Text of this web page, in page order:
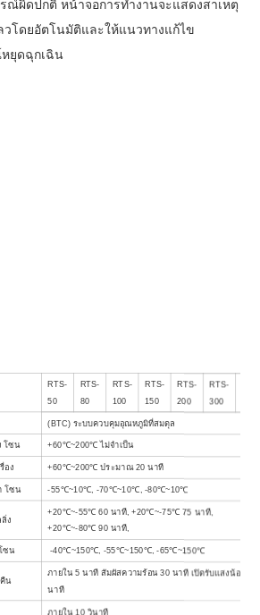
รณ์ผิดปกติ หน้าจอการทำงานจะแสดงสาเหตุ
วโดยอัตโนมัติและให้แนวทางแก้ไข
ยุดฉุกเฉิน
RTS-
50
RTS-
80
RTS-
100
RTS-
150
RTS-
200
RTS-
300
(BTC) ระบบควบคุมอุณหภูมิที่สมดุล
โซน +60℃~200℃ ไม่จำเป็น
อง +60℃~200℃ ประมาณ 20 นาที
โซน -55℃~10℃, -70℃~10℃, -80℃~10℃
ง
+20℃~-55℃ 60 นาที, +20℃~-75℃ 75 นาที,
+20℃~-80℃ 90 นาที,
ซน -40℃~150℃, -55℃~150℃, -65℃~150℃
น
ภายใน 5 นาที สัมผัสความร้อน 30 นาที เปิดรับแสงน้อย 30
นาที
ภายใน 10 วินาที